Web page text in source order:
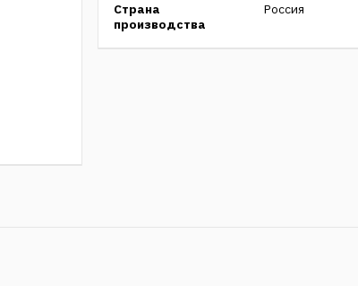
Страна
производства
Россия